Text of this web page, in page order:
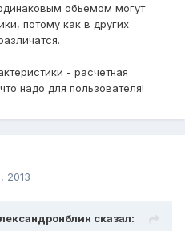
обьемом могут
потому как в других
- расчетная
надо для пользователя!
2013
сказал: